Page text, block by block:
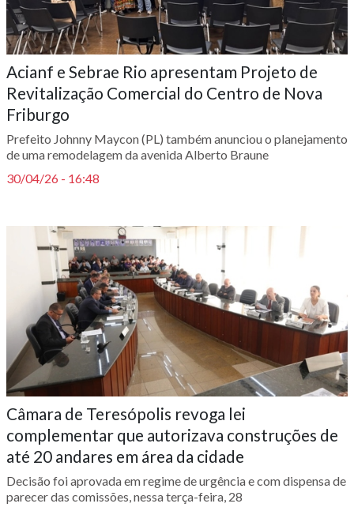
Acianf e Sebrae Rio apresentam Projeto de
Revitalização Comercial do Centro de Nova
Friburgo
Prefeito Johnny Maycon (PL) também anunciou o planejamento
de uma remodelagem da avenida Alberto Braune
30/04/26 - 16:48
Câmara de Teresópolis revoga lei
complementar que autorizava construções de
até 20 andares em área da cidade
Decisão foi aprovada em regime de urgência e com dispensa de
parecer das comissões, nessa terça-feira, 28